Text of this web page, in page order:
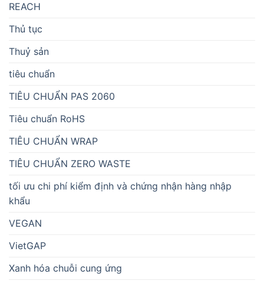
REACH
Thủ tục
Thuỷ sản
tiêu chuẩn
TIÊU CHUẨN PAS 2060
Tiêu chuẩn RoHS
TIÊU CHUẨN WRAP
TIÊU CHUẨN ZERO WASTE
tối ưu chi phí kiểm định và chứng nhận hàng nhập
khẩu
VEGAN
VietGAP
Xanh hóa chuỗi cung ứng